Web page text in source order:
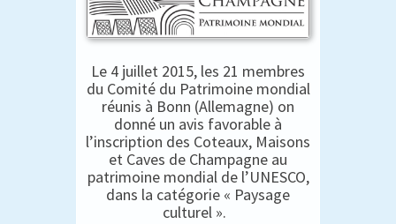
Le 4 juillet 2015, les 21 membres
du Comité du Patrimoine mondial
réunis à Bonn (Allemagne) on
donné un avis favorable à
l’inscription des Coteaux, Maisons
et Caves de Champagne au
patrimoine mondial de l’UNESCO,
dans la catégorie « Paysage
culturel ».